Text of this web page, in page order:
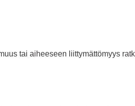
tai aiheeseen liittymättömyys